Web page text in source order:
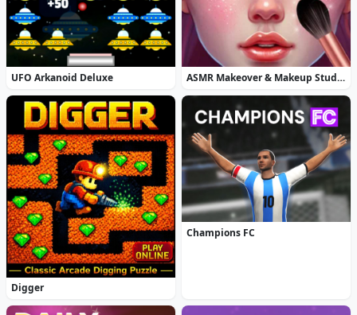
UFO Arkanoid Deluxe ASMR Makeover & Makeup Studio
Digger
Champions FC